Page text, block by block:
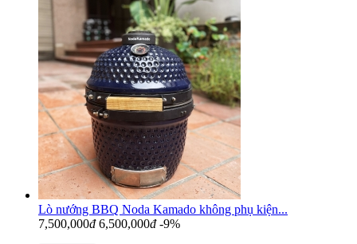
Lò nướng BBQ Noda Kamado không phụ kiện...
7,500,000đ 6,500,000đ -9%